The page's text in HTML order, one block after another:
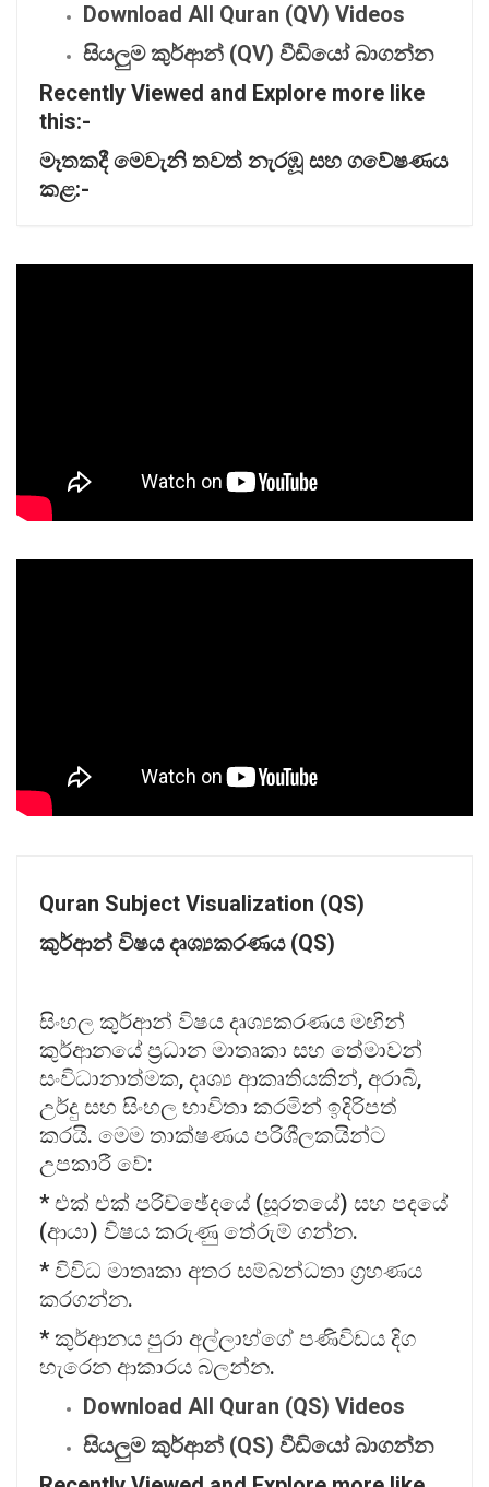
Download All Quran (QV) Videos
සියලුම කුර්ආන් (QV) වීඩියෝබාගන්න
Recently Viewed and Explore more like
this:-
මෑතකදීමෙවැනි තවත් නැරඹූ සහ ගවේෂණය
කළ:-
Quran Subject Visualization (QS)
කුර්ආන් විෂයදෘශ්‍යකරණය (QS)
සිංහල කුර්ආන් විෂය දෘශ්‍යකරණය මඟින්
කුර්ආනයේ ප්‍රධාන මාතෘකා සහ තේමාවන්
සංවිධානාත්මක, දෘශ්‍ය ආකෘතියකින්, අරාබි,
උර්දු සහ සිංහල භාවිතා කරමින් ඉදිරිපත්
කරයි. මෙම තාක්ෂණය පරිශීලකයින්ට
උපකාරී වේ:
* එක් එක් පරිච්ඡේදයේ (සූරතයේ) සහ පදයේ
(ආයා) විෂය කරුණු තේරුම් ගන්න.
* විවිධ මාතෘකා අතර සම්බන්ධතා ග්‍රහණය
කරගන්න.
* කුර්ආනය පුරා අල්ලාහ්ගේ පණිවිඩය දිග
හැරෙන ආකාරය බලන්න.
Download All Quran (QS) Videos
සියලුම කුර්ආන් (QS) වීඩියෝබාගන්න